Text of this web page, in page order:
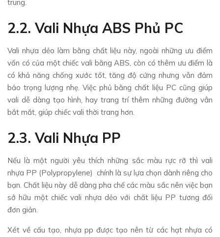
trung.
2.2. Vali Nhựa ABS Phủ PC
Vali nhựa dẻo làm bằng chất liệu này, ngoài những ưu điểm
vốn có của một chiếc vali bằng ABS, còn có thêm ưu điểm là
có khả năng chống xước tốt, tăng độ cứng nhưng vẫn đảm
bảo trọng lượng nhẹ. Việc phủ bằng chất liệu PC cũng giúp
vali dễ dàng tạo hình, hay trang trí thêm những đường vân
bắt mắt, giúp chiếc vali thời trang hơn.
2.3. Vali Nhựa PP
Nếu là một người yêu thích những sắc màu rực rỡ thì vali
nhựa PP (Polypropylene) chính là sự lựa chọn dành riêng cho
bạn. Chất liệu này dễ dàng pha chế các màu sắc nên việc bạn
sở hữu một chiếc vali nhựa dẻo với chất liệu PP tương đối
đơn giản.
Xét về cấu tạo, nhựa pp được tạo nên từ các hạt nhựa có